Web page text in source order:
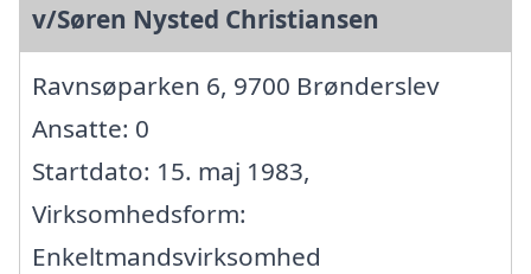
v/Søren Nysted Christiansen
Ravnsøparken 6, 9700 Brønderslev
Ansatte: 0
Startdato: 15. maj 1983,
Virksomhedsform:
Enkeltmandsvirksomhed